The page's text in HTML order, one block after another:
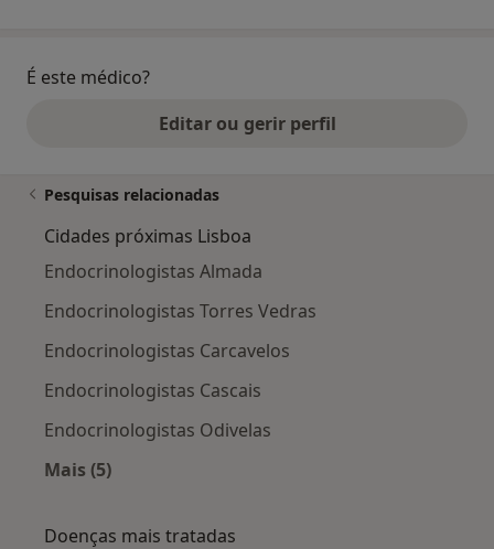
É este médico?
Editar ou gerir perfil
Pesquisas relacionadas
Cidades próximas Lisboa
Endocrinologistas Almada
Endocrinologistas Torres Vedras
Endocrinologistas Carcavelos
Endocrinologistas Cascais
Endocrinologistas Odivelas
Mais (5)
Doenças mais tratadas